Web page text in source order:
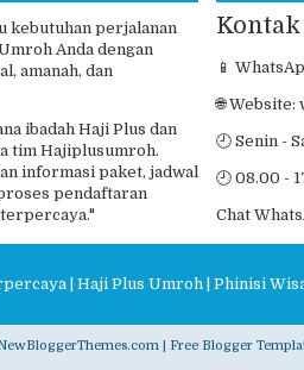
kebutuhan perjalanan
Anda dengan
amanah, dan
ibadah Haji Plus dan
tim Hajiplusumroh.
informasi paket, jadwal
pendaftaran
📱
🌐 Website:
🕘 Senin -
🕘 08.00 -
Chat
| Haji Plus Umroh | Phinisi
| Free Blogger